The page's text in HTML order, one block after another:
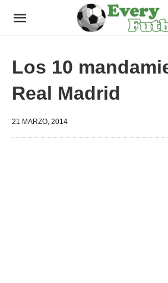
Los 10
Real Madrid
21 MARZO, 2014